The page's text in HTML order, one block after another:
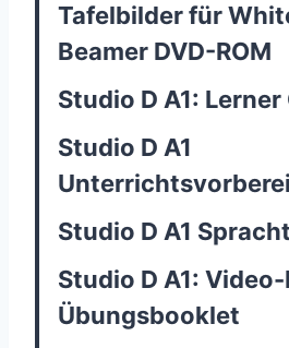
Tafelbilder für
Beamer DVD-ROM
Studio D A1: Lerner
Studio D A1
Studio D A1
Studio D A1:
Übungsbooklet